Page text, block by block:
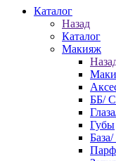
Каталог
Назад
Каталог
Макияж
ББ/
Губы